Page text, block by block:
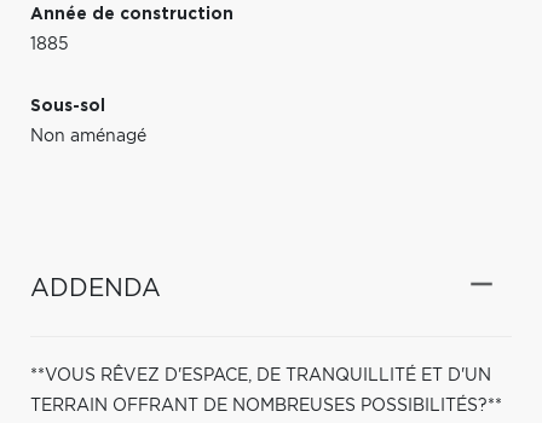
Année de construction
1885
Sous-sol
Non aménagé
ADDENDA
**VOUS RÊVEZ D'ESPACE, DE TRANQUILLITÉ ET D'UN
TERRAIN OFFRANT DE NOMBREUSES POSSIBILITÉS?**